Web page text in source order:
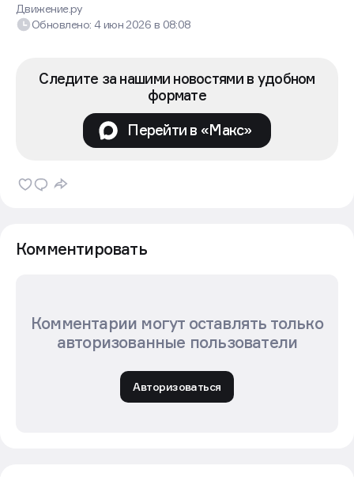
Движение.ру
Обновлено: 4 июн 2026 в 08:08
Следите за нашими новостями в удобном
формате
Перейти в «Макс»
Комментировать
Комментарии могут оставлять только
авторизованные пользователи
Авторизоваться